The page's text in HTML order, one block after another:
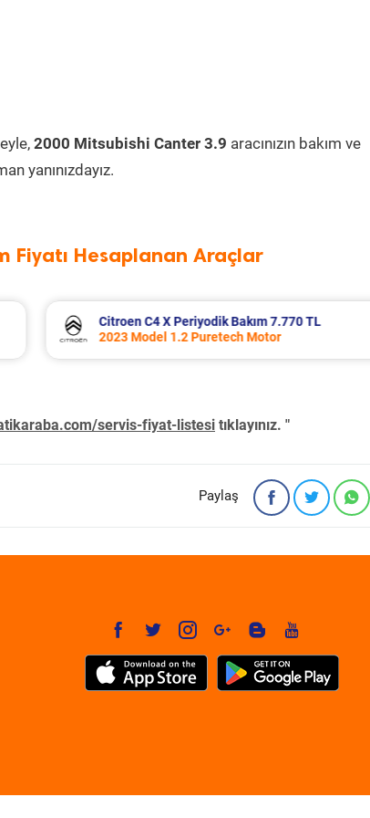
2000 Mitsubishi Canter 3.9 aracınızın bakım ve
yanınızdayız.
Fiyatı Hesaplanan Araçlar
Volkswagen T-Roc Periyodik Bakım
2025 Model 1.5 Tsi Motor
servis-fiyat-listesi tıklayınız. "
Paylaş